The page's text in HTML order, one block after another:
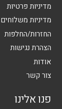
מדיניות פרטיות
מדיניות משלוחים
החזרות/החלפות
הצהרת נגישות
אודות
צור קשר
פנו אלינו